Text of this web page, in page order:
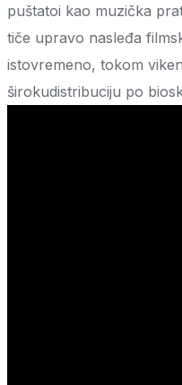
puštatoi kao muzička
tiče upravo nasleđa
istovremeno, tokom
širokudistribuciju po